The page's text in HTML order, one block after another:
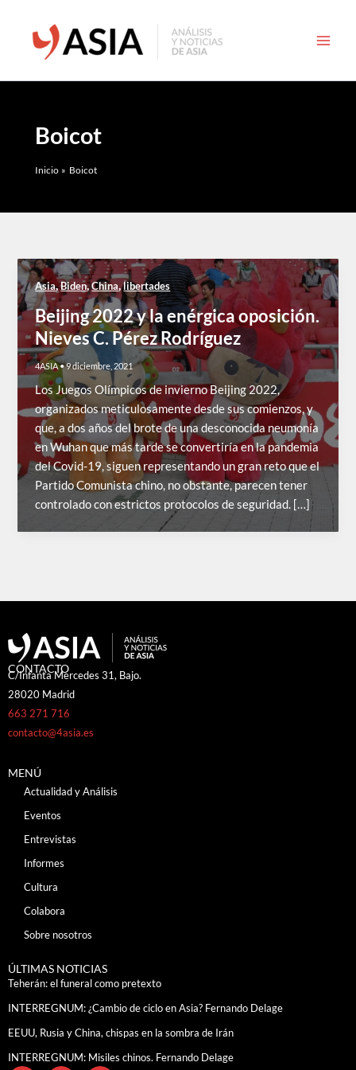
contenido
Boicot
Inicio Boicot
Asia,Biden,China,libertades
Beijing 2022 y la enérgica oposición.
Nieves C. Pérez Rodríguez
4ASIA•9 diciembre, 2021
Los Juegos Olímpicos de invierno Beijing 2022,
organizados meticulosamente desde sus comienzos, y
que, a dos años del brote de una desconocida neumonía
en Wuhan que más tarde se convertiría en la pandemia
del Covid-19, siguen representando un gran reto que el
Partido Comunista chino, no obstante, parecen tener
controlado con estrictos protocolos de seguridad. […]
CONTACTO
C/Infanta Mercedes 31, Bajo.
28020 Madrid
663 271 716
contacto@4asia.es
MENÚ
Actualidad y Análisis
Eventos
Entrevistas
Informes
Cultura
Colabora
Sobre nosotros
ÚLTIMAS NOTICIAS
Teherán: el funeral como pretexto
INTERREGNUM: ¿Cambio de ciclo en Asia? Fernando Delage
EEUU, Rusia y China, chispas en la sombra de Irán
INTERREGNUM: Misiles chinos. Fernando Delage